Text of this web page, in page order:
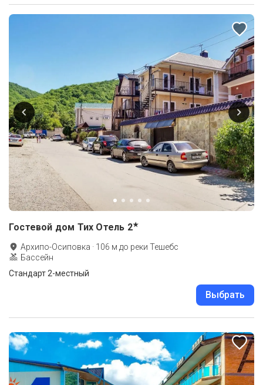
Гостевой дом Тих Отель 2★
Архипо-Осиповка · 106 м до реки Тешебс
Бассейн
Стандарт 2-местный
Выбрать